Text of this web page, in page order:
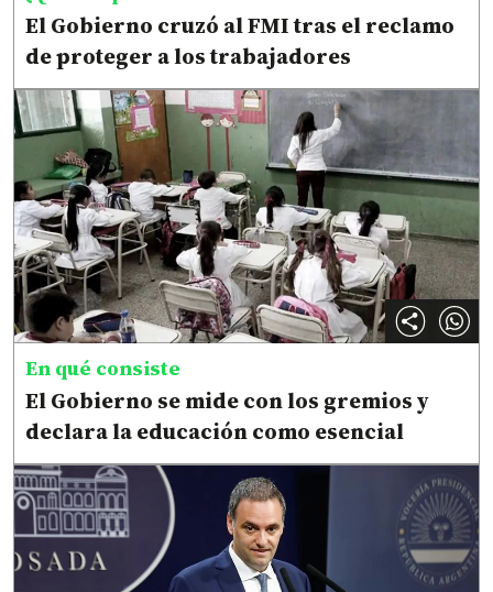
El Gobierno cruzó al FMI tras el reclamo
de proteger a los trabajadores
En qué consiste
El Gobierno se mide con los gremios y
declara la educación como esencial